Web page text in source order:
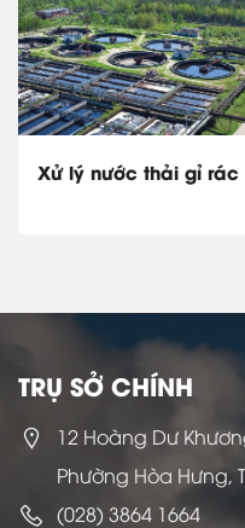
Xử lý nước thải gỉ rác
TRỤ SỞ CHÍNH
12 Hoàng Dư
Phường Hòa Hưng,
(028) 3864 1664